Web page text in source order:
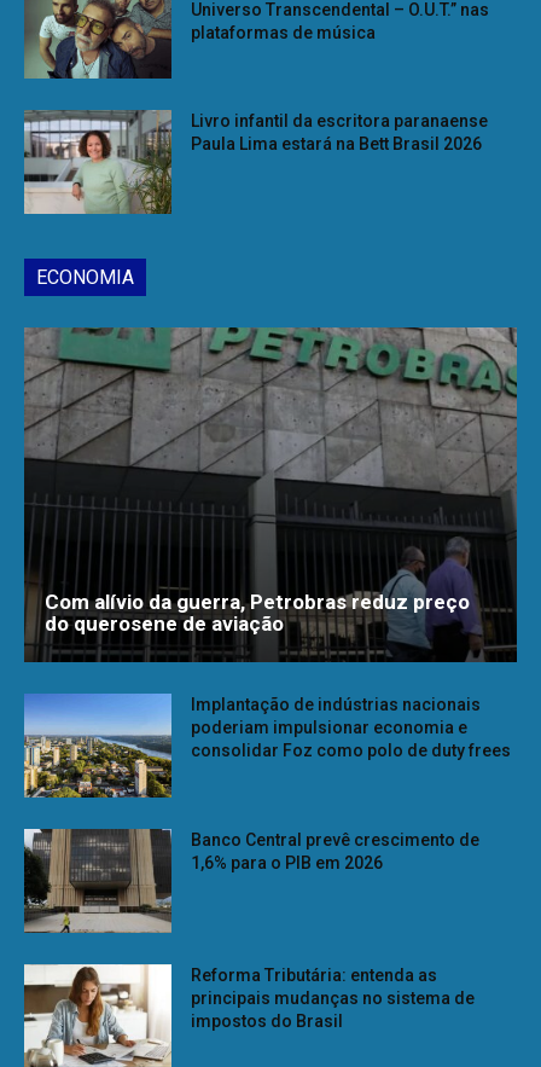
Universo Transcendental – O.U.T.” nas
plataformas de música
Livro infantil da escritora paranaense
Paula Lima estará na Bett Brasil 2026
ECONOMIA
Com alívio da guerra, Petrobras reduz preço
do querosene de aviação
Implantação de indústrias nacionais
poderiam impulsionar economia e
consolidar Foz como polo de duty frees
Banco Central prevê crescimento de
1,6% para o PIB em 2026
Reforma Tributária: entenda as
principais mudanças no sistema de
impostos do Brasil